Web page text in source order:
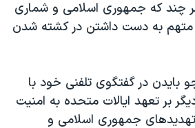
چند که جمهوری اسلامی و شماری
متهم به دست داشتن در کشته شدن
بایدن در گفتگوی تلفنی خود با
دیگر بر تعهد ایالات متحده به امنیت
تهدیدهای جمهوری اسلامی و